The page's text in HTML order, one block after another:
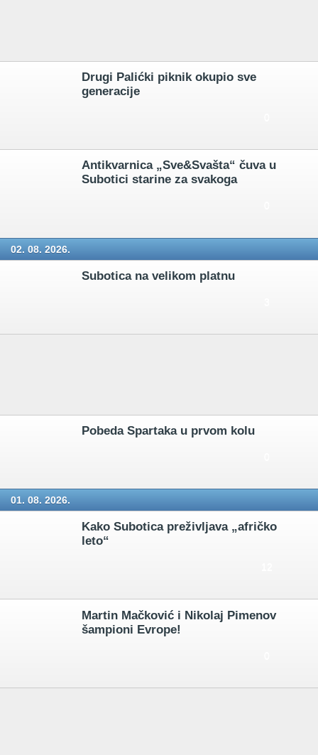
Drugi Palićki piknik okupio sve
generacije
Antikvarnica „Sve&Svašta“ čuva u
Subotici starine za svakoga
02. 08. 2026.
Subotica na velikom platnu
Pobeda Spartaka u prvom kolu
01. 08. 2026.
Kako Subotica preživljava „afričko
leto“
Martin Mačković i Nikolaj Pimenov
šampioni Evrope!